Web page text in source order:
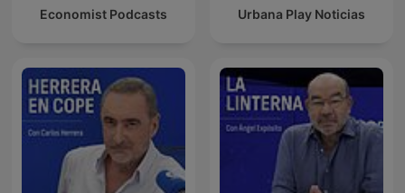
Economist Podcasts Urbana Play Noticias